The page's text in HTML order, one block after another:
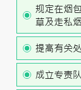
规定在烟
草及走私烟
提高有关
成立专责